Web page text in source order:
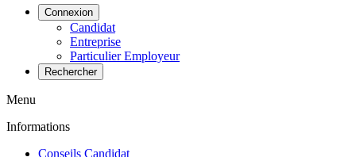
Connexion
Candidat
Entreprise
Particulier Employeur
Rechercher
Menu
Informations
Conseils Candidat